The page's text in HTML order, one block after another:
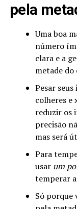
pela
Uma boa
número
clara e a
metade do
Pesar
colheres e
reduzir os
precisão
mas será
Para
usar um
temperar
Só porque